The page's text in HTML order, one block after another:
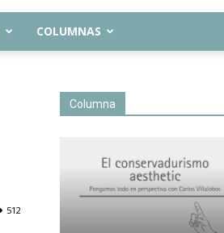
COLUMNAS
512
Columna